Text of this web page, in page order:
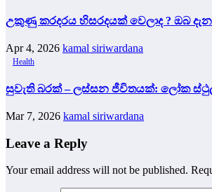
උකුණු කරදරය හිසරදයක් වෙලාද ? ඔබ
Apr 4, 2026 kamal siriwardana
Health
සුවැති බරක් – ලස්සන ජීවිතයක්: ලෝක
Mar 7, 2026 kamal siriwardana
Leave a Reply
Your email address will not be published.